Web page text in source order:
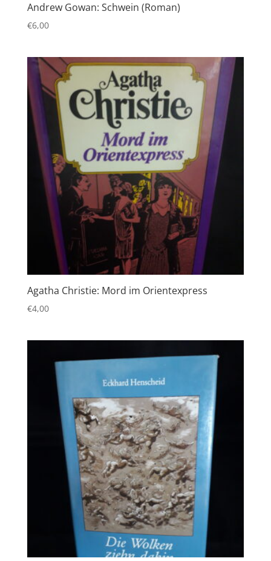
Andrew Gowan: Schwein (Roman)
€6,00
Agatha Christie: Mord im Orientexpress
€4,00